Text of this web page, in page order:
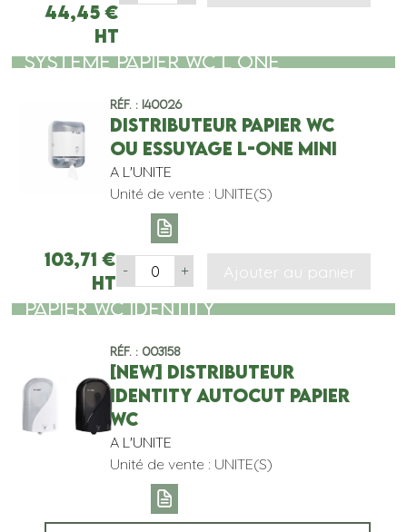
44,45€
HT
SYSTEME PAPIER WC L ONE
Réf. : I40026
DISTRIBUTEUR PAPIER WC
OU ESSUYAGE L-ONE MINI
A L'UNITE
Unité de vente : UNITE(S)
103,71€
HT
- + Ajouter au panier
PAPIER WC IDENTITY
Réf. : 003158
[NEW] DISTRIBUTEUR
IDENTITY AUTOCUT PAPIER
WC
A L'UNITE
Unité de vente : UNITE(S)